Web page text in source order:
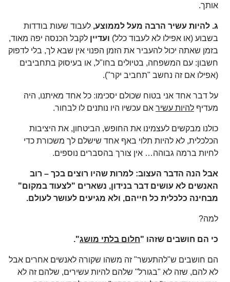
אותך.
ג. להיות עשיר הרבה מעל לממוצע,לעבוד שעות בודדות
בשבוע (או אפילו לא לעבוד כלל) ועדיין לקבל הכנסה יפה מאוד,
בזמן שאתה יכול להעביר את הזמן הפנוי אין שבא לך, בלי לדפוק
חשבון: עם המשפחה, בטיולים בחו"ל, או בעיסוק בתחביבים
(אפילו אם זה נחשב "תחביב יקר").
על דבר אחד אני בטוח שכולם יסכימו: כל אחד מאיתנו, היה
מעדיףלהיות עשיר אם עכשיו היו נותנים לו לבחור.
כולנו מבקשים לעצמינו את החופש, הביטחון, את היציבות
הכלכלית, לא להיות תלוי באף אחד שישלם לך משכורת כדי
לחיות ברמה גבוהה… אין צורך בהסברים נוספים.
אבל הנה הדבר העצוב: למרות שהיו רוצים בכך – רוב
האנשים לא עושים דבר בנידון, נשארים "לצעוד במקום"
מבחינה כלכלית כל חייהם, ולא מגיעים לעושר לעולם.
למה?
כי הם חושבים שזהו "חלום בלתי מושג".
הם חושבים ש"להתעשר" זה משהו שקורה לאנשים אחרים אבל
לא להם, שזה לא "בגורל" שלהם להיות עשירים, שלהם זה לא